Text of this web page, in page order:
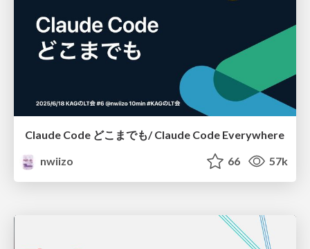
Claude Code どこまでも/ Claude Code Everywhere
nwiizo
66 57k